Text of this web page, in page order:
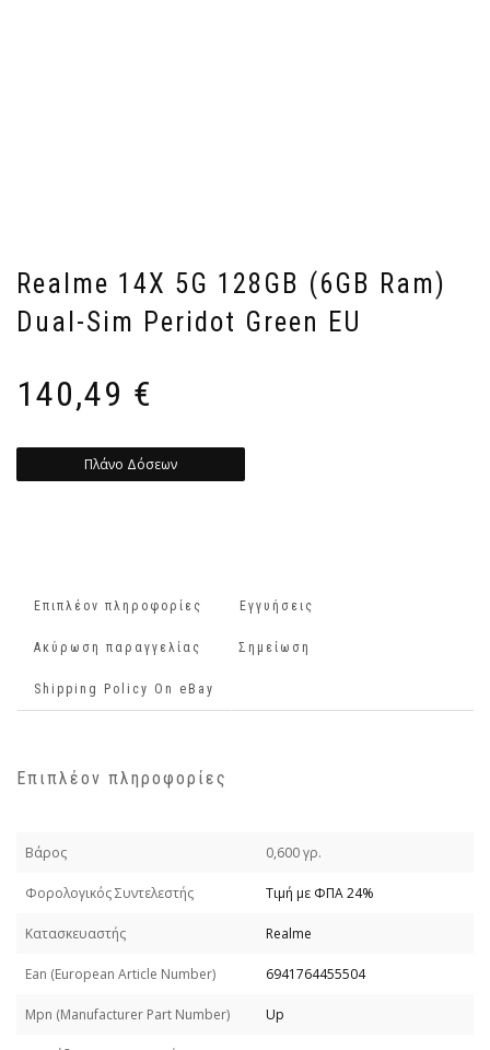
Realme 14X 5G 128GB (6GB Ram)
Dual-Sim Peridot Green EU
140,49 €
Πλάνο Δόσεων
Επιπλέον πληροφορίες Εγγυήσεις
Ακύρωση παραγγελίας Σημείωση
Shipping Policy On eBay
Επιπλέον πληροφορίες
Βάρος 0,600 γρ.
Φορολογικός Συντελεστής Τιμή με ΦΠΑ 24%
Κατασκευαστής Realme
Εan (European Article Number) 6941764455504
Mpn (Manufacturer Part Number) Up